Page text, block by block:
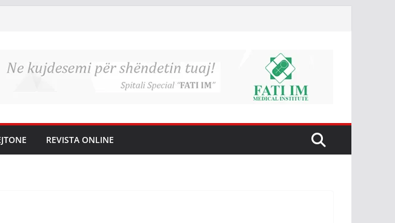
REVISTA ONLINE